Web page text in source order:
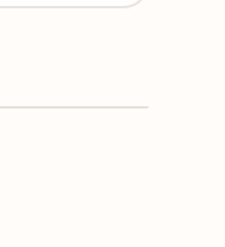
けど...
タメ...